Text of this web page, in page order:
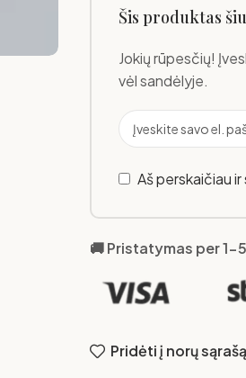
Šis produktas
Jokių rūpesčių!
vėl sandėlyje.
Aš perskaičiau ir
🚚 Pristatymas per 1-
Pridėti į norų sąrašą